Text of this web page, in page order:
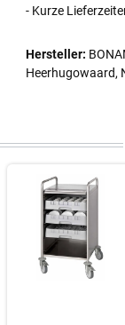
- Kurze
Hersteller:
Heerhugowaard,